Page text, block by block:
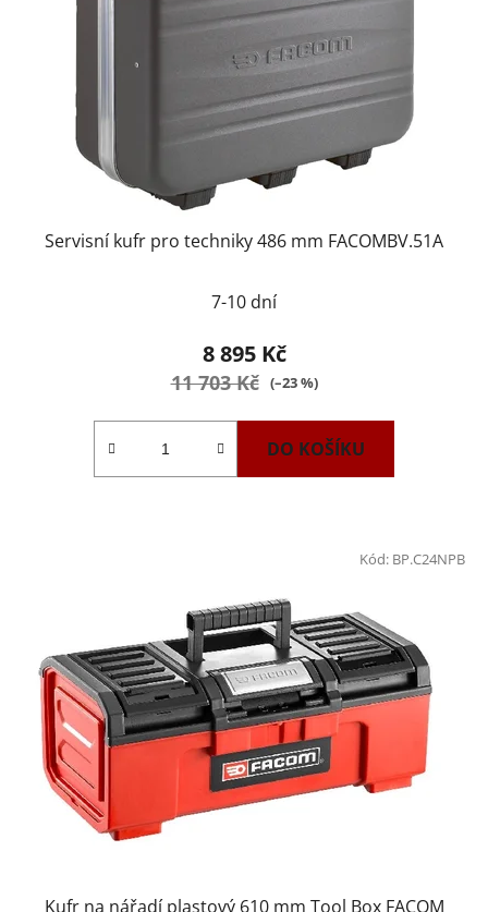
Servisní kufr pro techniky 486 mm FACOMBV.51A
7-10 dní
8 895 Kč
11 703 Kč (–23 %)
DO KOŠÍKU
Kufr na nářadí plastový 610 mm Tool Box FACOM
Kód: BP.C24NPB